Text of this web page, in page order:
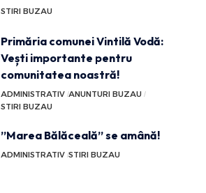
STIRI BUZAU
Primăria comunei Vintilă Vodă:
Vești importante pentru
comunitatea noastră!
ADMINISTRATIV ANUNTURI BUZAU
STIRI BUZAU
”Marea Bălăceală” se amână!
ADMINISTRATIV STIRI BUZAU